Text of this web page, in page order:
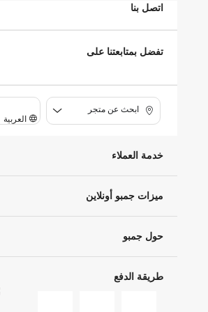
اتصل بنا
تفضل بمتابعتنا على
ابحث عن متجر
العربية
خدمة العملاء
ميزات جمبو أونلاين
حول جمبو
طريقة الدفع